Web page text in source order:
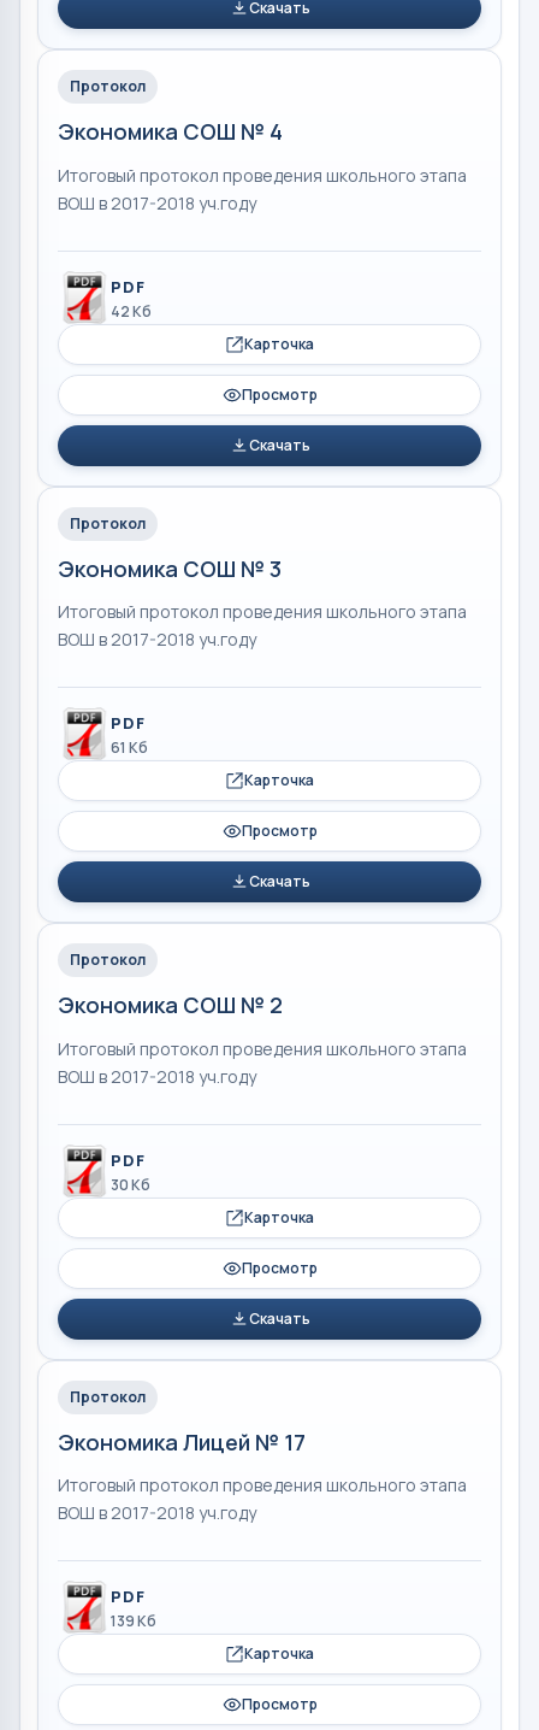
Скачать
Протокол
Экономика СОШ № 4
Итоговый протокол проведения школьного этапа
ВОШ в 2017-2018 уч.году
PDF
42 Кб
Карточка
Просмотр
Скачать
Протокол
Экономика СОШ № 3
Итоговый протокол проведения школьного этапа
ВОШ в 2017-2018 уч.году
PDF
61 Кб
Карточка
Просмотр
Скачать
Протокол
Экономика СОШ № 2
Итоговый протокол проведения школьного этапа
ВОШ в 2017-2018 уч.году
PDF
30 Кб
Карточка
Просмотр
Скачать
Протокол
Экономика Лицей № 17
Итоговый протокол проведения школьного этапа
ВОШ в 2017-2018 уч.году
PDF
139 Кб
Карточка
Просмотр